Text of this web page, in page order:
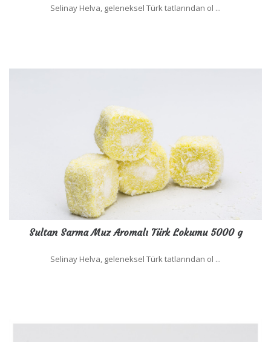
Selinay Helva, geleneksel Türk tatlarından ol ...
Sultan Sarma Muz Aromalı Türk Lokumu 5000 g
Selinay Helva, geleneksel Türk tatlarından ol ...